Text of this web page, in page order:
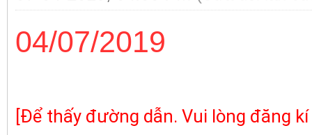
04/07/2019
[Để thấy đường dẫn. Vui lòng đăng